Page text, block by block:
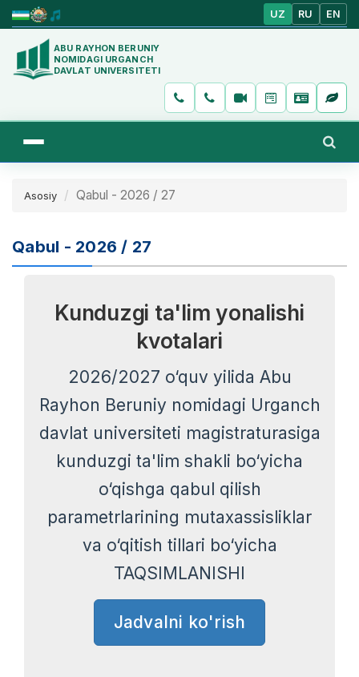
UZ RU EN
ABU RAYHON BERUNIY
NOMIDAGI URGANCH
DAVLAT UNIVERSITETI
Asosiy Qabul - 2026 / 27
Qabul - 2026 / 27
Kunduzgi ta'lim yonalishi
kvotalari
2026/2027 o‘quv yilida Abu
Rayhon Beruniy nomidagi Urganch
davlat universiteti magistraturasiga
kunduzgi ta'lim shakli bo‘yicha
o‘qishga qabul qilish
parametrlarining mutaxassisliklar
va o‘qitish tillari bo‘yicha
TAQSIMLANISHI
Jadvalni ko'rish